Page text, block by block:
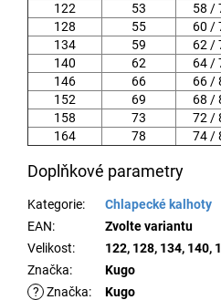
122
53
58 /
128
55
60 /
134
59
62 /
140
62
64 /
146
66
66 /
152
69
68 /
158
73
72 /
164
78 74 /
Doplňkové parametry
Kategorie:
Chlapecké kalhoty
EAN:
Zvolte variantu
Velikost:
122, 128, 134, 140,
Značka:
Kugo
? Značka:
Kugo